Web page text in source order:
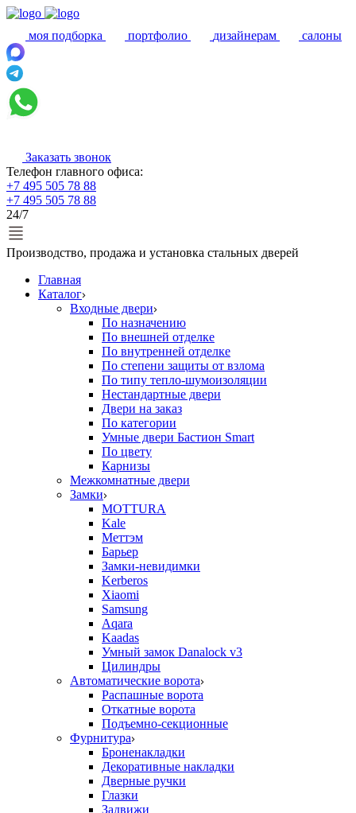
моя подборка портфолио дизайнерам салоны
Заказать звонок
Телефон главного офиса:
+7 495 505 78 88
+7 495 505 78 88
24/7
Производство, продажа и установка стальных дверей
Главная
Каталог
Входные двери
По назначению
По внешней отделке
По внутренней отделке
По степени защиты от взлома
По типу тепло-шумоизоляции
Нестандартные двери
Двери на заказ
По категории
Умные двери Бастион Smart
По цвету
Карнизы
Межкомнатные двери
Замки
MOTTURA
Kale
Меттэм
Барьер
Замки-невидимки
Kerberos
Xiaomi
Samsung
Aqara
Kaadas
Умный замок Danalock v3
Цилиндры
Автоматические ворота
Распашные ворота
Откатные ворота
Подъемно-секционные
Фурнитура
Броненакладки
Декоративные накладки
Дверные ручки
Глазки
Задвижи